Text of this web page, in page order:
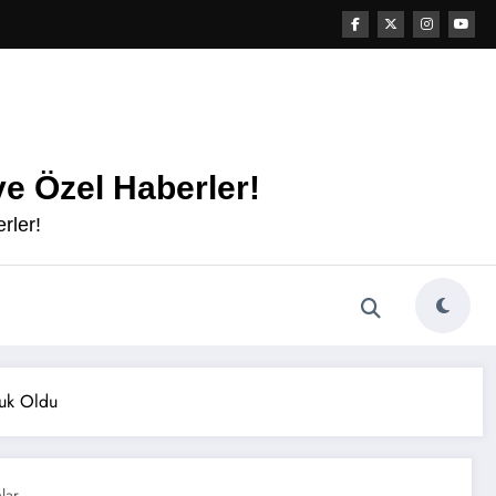
Özel Haberler!
Oldu